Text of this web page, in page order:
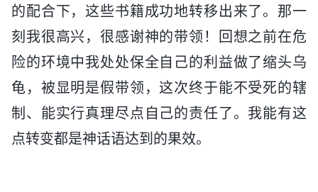
的配合下，这些书籍成功地转移出来了。那一
刻我很高兴，很感谢神的带领！回想之前在危
险的环境中我处处保全自己的利益做了缩头乌
龟，被显明是假带领，这次终于能不受死的辖
制、能实行真理尽点自己的责任了。我能有这
点转变都是神话语达到的果效。